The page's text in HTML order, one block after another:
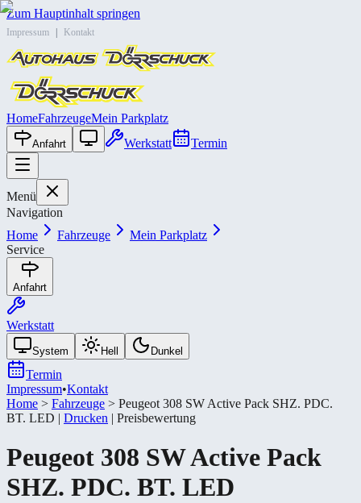
Zum Hauptinhalt springen
Impressum Kontakt
HomeFahrzeugeMein Parkplatz
Anfahrt Werkstatt Termin
Menü
Navigation
Home
Fahrzeuge
Mein Parkplatz
Service
Anfahrt
Werkstatt
System Hell Dunkel
Termin
Impressum•Kontakt
Home > Fahrzeuge > Peugeot 308 SW Active Pack SHZ. PDC.
BT. LED | Drucken | Preisbewertung
Peugeot 308 SW Active Pack
SHZ. PDC. BT. LED